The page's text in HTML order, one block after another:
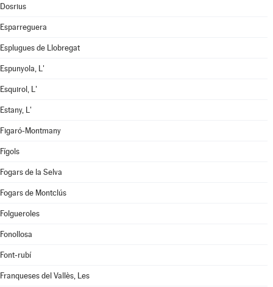
Dosrius
Esparreguera
Esplugues de Llobregat
Espunyola, L'
Esquirol, L'
Estany, L'
Figaró-Montmany
Fígols
Fogars de la Selva
Fogars de Montclús
Folgueroles
Fonollosa
Font-rubí
Franqueses del Vallès, Les